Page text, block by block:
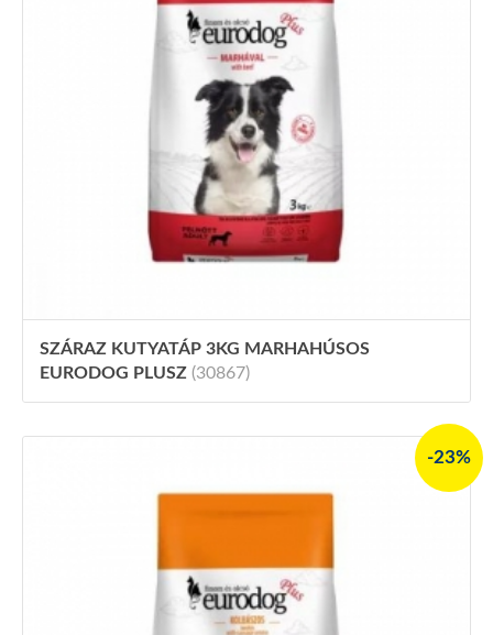
SZÁRAZ KUTYATÁP 3KG MARHAHÚSOS
EURODOG PLUSZ (30867)
-23%